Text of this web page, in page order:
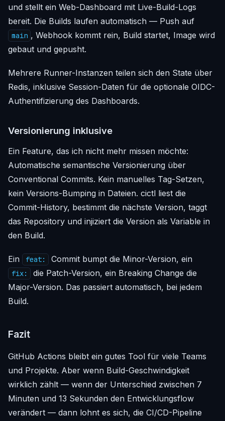
und stellt ein Web-Dashboard mit Live-Build-Logs
bereit. Die Builds laufen automatisch — Push auf
main , Webhook kommt rein, Build startet, Image wird
gebaut und gepusht.
Mehrere Runner-Instanzen teilen sich den State über
Redis, inklusive Session-Daten für die optionale OIDC-
Authentifizierung des Dashboards.
Versionierung inklusive
Ein Feature, das ich nicht mehr missen möchte:
Automatische semantische Versionierung über
Conventional Commits. Kein manuelles Tag-Setzen,
kein Versions-Bumping in Dateien. cictl liest die
Commit-History, bestimmt die nächste Version, taggt
das Repository und injiziert die Version als Variable in
den Build.
Ein feat: Commit bumpt die Minor-Version, ein
fix:
die Patch-Version, ein Breaking Change die
Major-Version. Das passiert automatisch, bei jedem
Build.
Fazit
GitHub Actions bleibt ein gutes Tool für viele Teams
und Projekte. Aber wenn Build-Geschwindigkeit
wirklich zählt — wenn der Unterschied zwischen 7
Minuten und 13 Sekunden den Entwicklungsflow
verändert — dann lohnt es sich, die CI/CD-Pipeline